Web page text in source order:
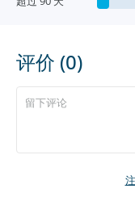
评价 (0)